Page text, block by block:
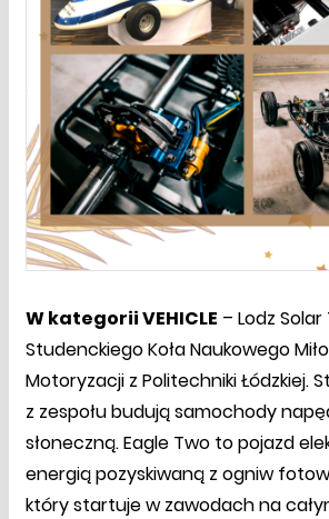
W kategorii VEHICLE – Lodz
Studenckiego Koła Naukowego
Motoryzacji z Politechniki Łódzkiej.
z zespołu budują samochody
słoneczną. Eagle Two to pojazd
energią pozyskiwaną z ogniw
który startuje w zawodach na